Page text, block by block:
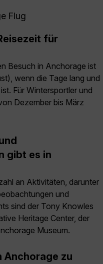
Flug
für
Besuch in Anchorage ist
wenn die Tage lang und
Für Wintersportler und
Dezember bis März
gibt es in
an Aktivitäten, darunter
und
sind der Tony Knowles
Heritage Center, der
Museum.
Anchorage zu